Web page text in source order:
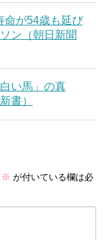
命が54歳も延び
ン（朝日新聞
い馬」の真
書）
※ が付いている欄は必